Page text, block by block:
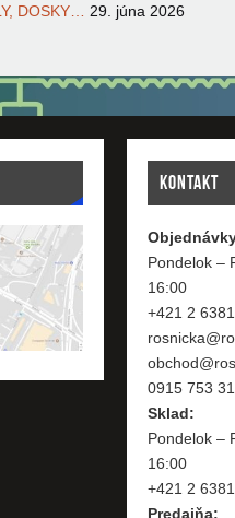
DOSKY…
29. júna 2026
KONTAKT
Pondelok –
16:00
+421 2
0915 753
Sklad:
Pondelok –
16:00
+421 2
Predajňa: